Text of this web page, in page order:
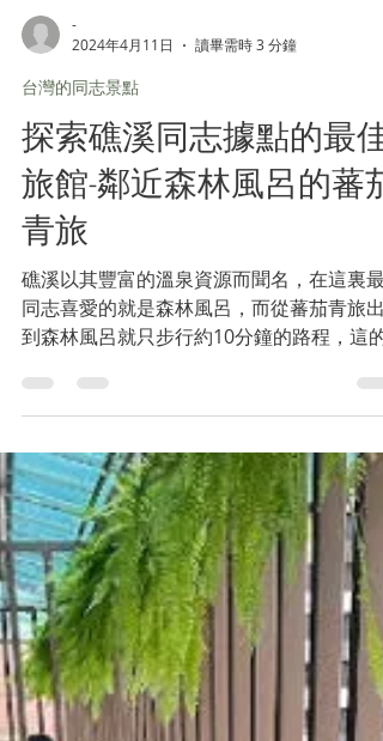
-
2024年4月11日
台灣的同志景點
探索礁溪同志據點的最佳
旅館-鄰近森林風呂的蕃茄
青旅
礁溪以其豐富的溫泉資源而聞名，在這裏最
同志喜愛的就是森林風呂，而從蕃茄青旅出
到森林風呂就只步行約10分鐘的路程，這的
確為計畫探索森林風呂的同學帶來不少便利
熟悉圈內行程的也會知道，一般的溫泉也是
晚上九時後才是同學們最活躍的時間，而蕃
青旅就有附近，就算玩晚一點也不用擔心